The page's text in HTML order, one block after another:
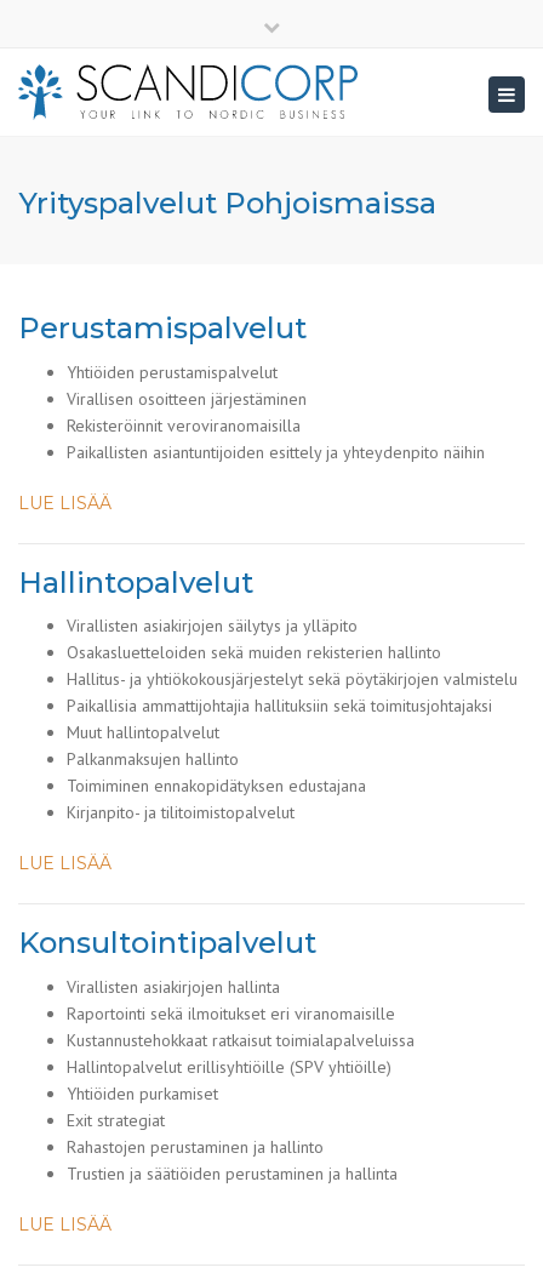
top
bar
Yrityspalvelut Pohjoismaissa
Perustamispalvelut
Yhtiöiden perustamispalvelut
Virallisen osoitteen järjestäminen
Rekisteröinnit veroviranomaisilla
Paikallisten asiantuntijoiden esittely ja yhteydenpito näihin
LUE LISÄÄ
Hallintopalvelut
Virallisten asiakirjojen säilytys ja ylläpito
Osakasluetteloiden sekä muiden rekisterien hallinto
Hallitus- ja yhtiökokousjärjestelyt sekä pöytäkirjojen valmistelu
Paikallisia ammattijohtajia hallituksiin sekä toimitusjohtajaksi
Muut hallintopalvelut
Palkanmaksujen hallinto
Toimiminen ennakopidätyksen edustajana
Kirjanpito- ja tilitoimistopalvelut
LUE LISÄÄ
Konsultointipalvelut
Virallisten asiakirjojen hallinta
Raportointi sekä ilmoitukset eri viranomaisille
Kustannustehokkaat ratkaisut toimialapalveluissa
Hallintopalvelut erillisyhtiöille (SPV yhtiöille)
Yhtiöiden purkamiset
Exit strategiat
Rahastojen perustaminen ja hallinto
Trustien ja säätiöiden perustaminen ja hallinta
LUE LISÄÄ